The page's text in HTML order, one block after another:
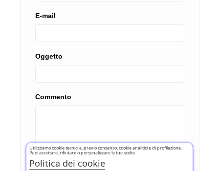
E-mail
Oggetto
Commento
Utilizziamo cookie tecnici e, previo consenso, cookie analitici e di profilazione.
Puoi accettare, rifiutare o personalizzare le tue scelte.
Politica dei cookie